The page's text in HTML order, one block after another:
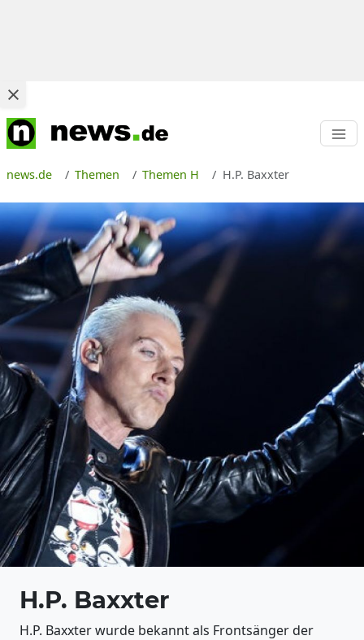
news.de Themen Themen H H.P. Baxxter
H.P. Baxxter
H.P. Baxxter wurde bekannt als Frontsänger der